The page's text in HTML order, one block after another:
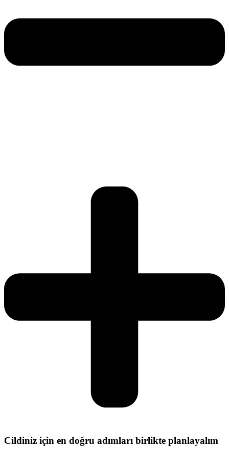
Cildiniz için en doğru adımları birlikte planlayalım